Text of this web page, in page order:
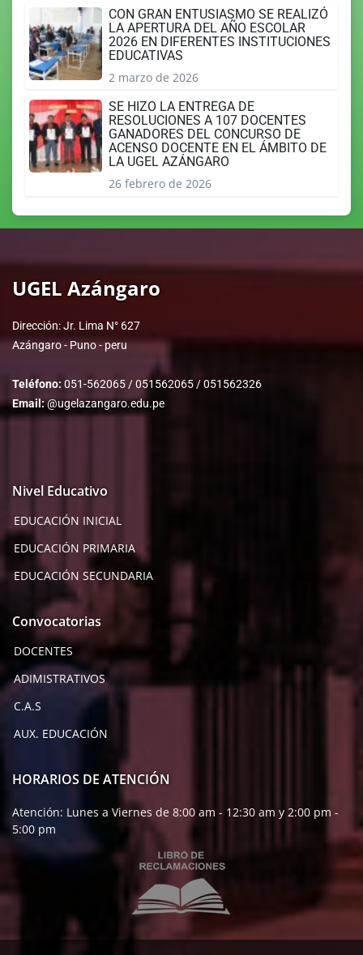
CON GRAN ENTUSIASMO SE REALIZÓ
LA APERTURA DEL AÑO ESCOLAR
2026 EN DIFERENTES INSTITUCIONES
EDUCATIVAS
2 marzo de 2026
SE HIZO LA ENTREGA DE
RESOLUCIONES A 107 DOCENTES
GANADORES DEL CONCURSO DE
ACENSO DOCENTE EN EL ÁMBITO DE
LA UGEL AZÁNGARO
26 febrero de 2026
UGEL Azángaro
Dirección: Jr. Lima N° 627
Azángaro - Puno - peru
Teléfono: 051-562065 / 051562065 / 051562326
Email:@ugelazangaro.edu.pe
Nivel Educativo
EDUCACIÓN INICIAL
EDUCACIÓN PRIMARIA
EDUCACIÓN SECUNDARIA
Convocatorias
DOCENTES
ADIMISTRATIVOS
C.A.S
AUX. EDUCACIÓN
HORARIOS DE ATENCIÓN
Atención: Lunes a Viernes de 8:00 am - 12:30 am y 2:00 pm -
5:00 pm